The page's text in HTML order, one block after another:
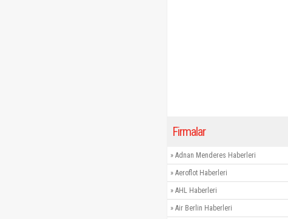
Firmalar
» Adnan Menderes Haberleri
» Aeroflot Haberleri
» AHL Haberleri
» Air Berlin Haberleri